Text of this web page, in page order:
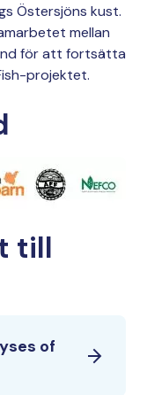
Östersjöns kust.
mellan
för att fortsätta
projektet.
till
of